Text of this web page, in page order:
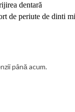
dentară
de periute de dinti
până acum.